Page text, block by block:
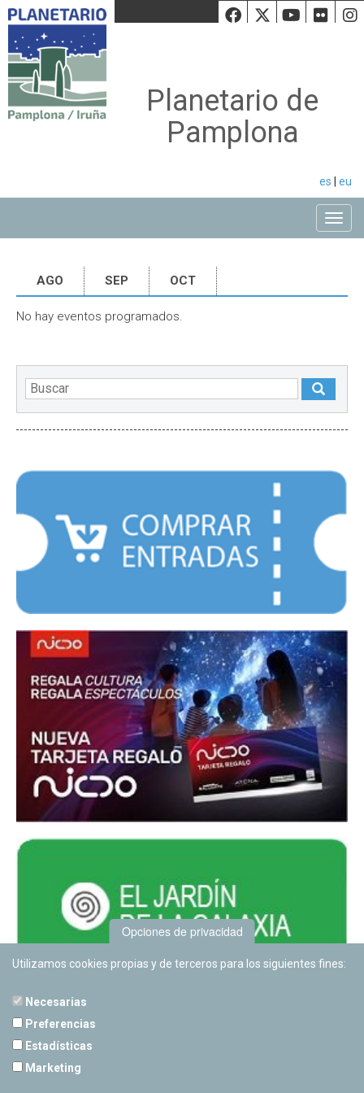
Facebook
Twiiter
Planetario de
Pamplona
es eu
AGO SEP OCT
No hay eventos programados.
Opciones de privacidad
Utilizamos cookies propias y de terceros para los siguientes fines:
Necesarias
Preferencias
Estadísticas
Marketing